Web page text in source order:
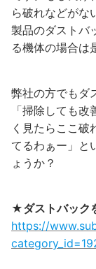
ら破れなどがな
製品のダストバ
る機体の場合は
弊社の方でもダ
「掃除しても
く見たらここ
てるわぁー」と
ょうか？
★ダストバック
https://